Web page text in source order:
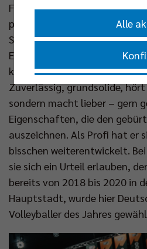
Feldabwehr immer präsent,
punktet auch aus dem
Spieler wertvoll, wenn er von
Elementen, die er zu erfüllen
kann. So ein Spieler ist
Zuverlässig, grundsolide,
sondern macht lieber – gern
Eigenschaften, die den
auszeichnen. Als Profi hat er
bisschen weiterentwickelt. Bei
sie sich ein Urteil erlauben,
bereits von 2018 bis 2020 in
Hauptstadt, wurde hier
Volleyballer des Jahres
Alle
Nur essenzielle
Impressum|